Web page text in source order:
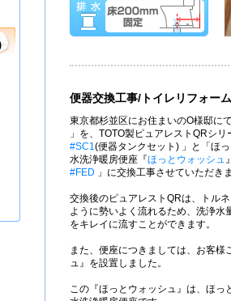
便器交換工事/トイレリフォーム
東京都杉並区にお住まいのO様邸に
」を、TOTO製ピュアレストQRシ
#SC1(便器タンクセット) 」と「ほ
水洗浄暖房便座『ほっとウォッシュ
#FED 」に交換工事させていただき
交換後のピュアレストQRは、トル
ように勢いよく流れるため、洗浄水
をキレイに流すことができます。
また、便座につきましては、お客様
ュ』を設置しました。
この『ほっとウォッシュ』は、ほっ